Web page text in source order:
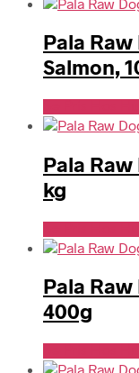
Pala
Salmon,
Pala Raw
kg
Pala
400g